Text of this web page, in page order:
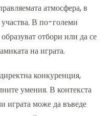
атмосфера, в
В по-големи
отбори или да се
на играта.
конкуренция,
умения. В контекста
играта може да въведе